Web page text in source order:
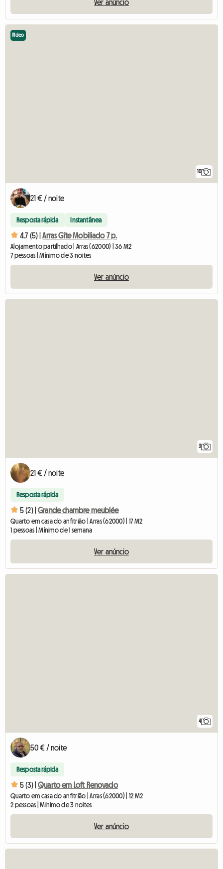
Ver anúncio
10
Vídeo
21 € / noite
Resposta rápida Instantânea
4.7 (5) | Arras Gîte Mobiliado 7 p.
Alojamento partilhado | Arras (62000) | 36 M2
7 pessoas | Mínimo de 3 noites
Ver anúncio
3
21 € / noite
Resposta rápida
5 (2) | Grande chambre meublée
Quarto em casa do anfitrião | Arras (62000) | 17 M2
1 pessoas | Mínimo de 1 semana
Ver anúncio
4
50 € / noite
Resposta rápida
5 (3) | Quarto em Loft Renovado
Quarto em casa do anfitrião | Arras (62000) | 12 M2
2 pessoas | Mínimo de 3 noites
Ver anúncio